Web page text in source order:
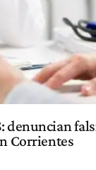
denuncian
Corrientes